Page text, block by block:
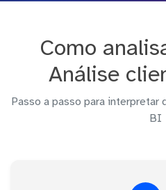
Como
Análise
Passo a passo para interpretar
BI